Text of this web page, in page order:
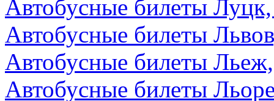
Автобусные билеты
Автобусные билеты
Автобусные билеты
Автобусные билеты